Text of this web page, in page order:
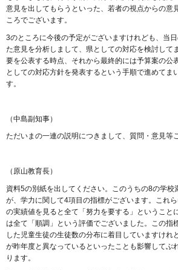
意見を出してもらうといった、若者の視点からの意
ころでございます。
3のところに今後の予定がございますけれども、当
た意見を分析しまして、県としての対応を検討して
要を公表する時点、それから最終的には予算案の公
としての対応方針を発表するという手順で進めてま
す。
（中島副知事）
ただいまの一連の説明につきまして、質問・意見等
（原山教育長）
資料5の別紙を出してください。このうちの8の学校
が、学力に関して4項目の指標がございます。これ
の実績値を見ると全て「努力を要する」ということ
は全て「順調」という評価でございました。この指
した児童生徒の生徒数の分布に着目していますけれ
が昨年度と異なっているといったことも影響してぶ
ります。